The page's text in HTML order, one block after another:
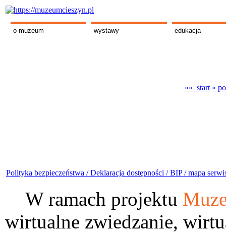
o muzeum wystawy edukacja
«« start «
Polityka bezpieczeństwa /Deklaracja dostępności /BIP /mapa
W ramach projektu
wirtualne zwiedzanie,